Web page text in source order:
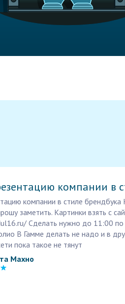
компании в
компании в стиле
заметить. Картинки взять с
Сделать нужно до 11:00 по
В Гамме делать не надо и в
пока такое не тянут
Махно